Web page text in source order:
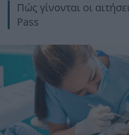
Πώς γίνονται οι
Pass